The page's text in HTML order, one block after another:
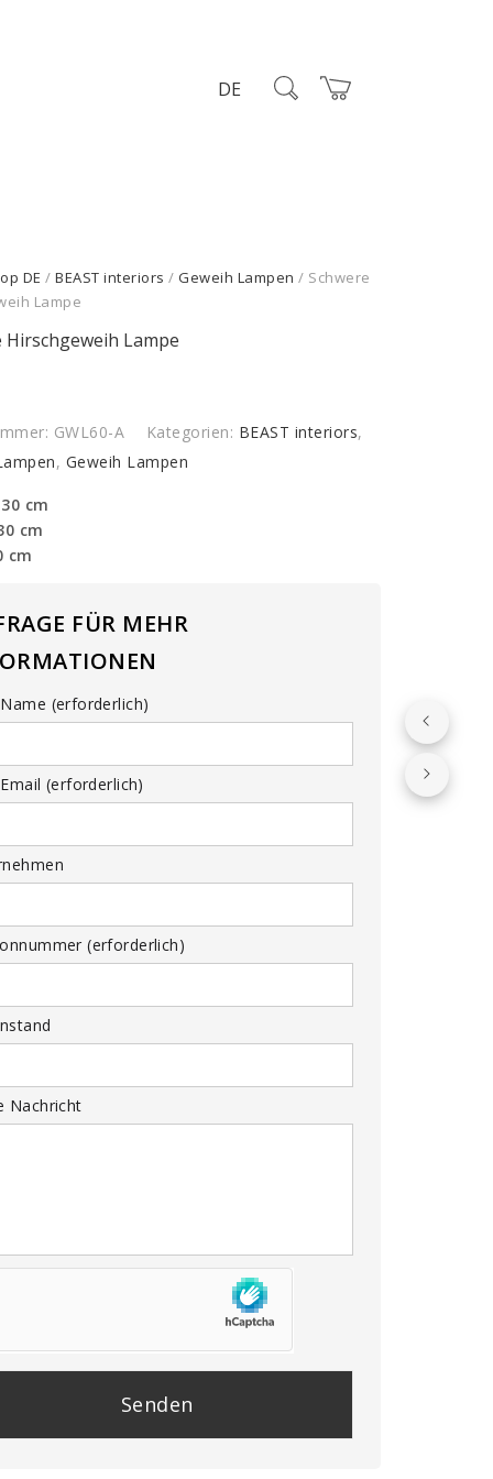
DE
DE /BEAST interiors /Geweih Lampen / Schwere
Lampe
Hirschgeweih Lampe
GWL60-A Kategorien: BEAST interiors,
, Geweih Lampen
cm
cm
cm
FÜR MEHR
(erforderlich)
(erforderlich)
(erforderlich)
Nachricht